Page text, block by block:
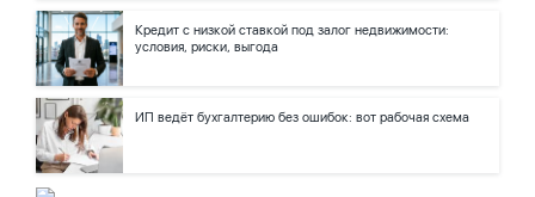
Кредит с низкой ставкой под залог недвижимости:
условия, риски, выгода
ИП ведёт бухгалтерию без ошибок: вот рабочая схема